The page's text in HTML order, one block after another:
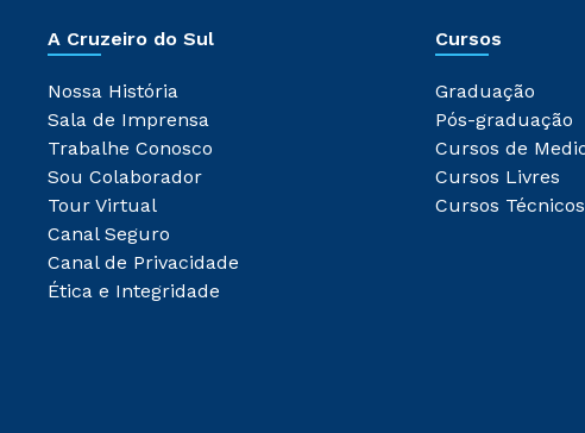
A Cruzeiro do Sul
Nossa História
Sala de Imprensa
Trabalhe Conosco
Sou Colaborador
Tour Virtual
Canal Seguro
Canal de Privacidade
Ética e Integridade
Cursos
Graduação
Pós-graduação
Cursos de
Cursos Livres
Cursos Técnicos